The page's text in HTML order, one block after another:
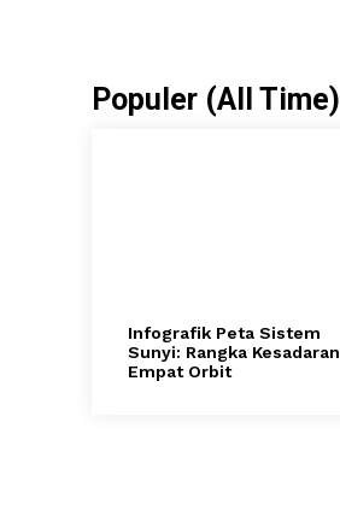
Populer (All Time)
Infografik Peta Sistem
Sunyi: Rangka Kesadaran
Empat Orbit